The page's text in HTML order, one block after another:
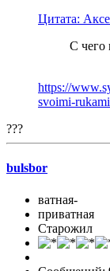
Цитата:
С чего
https://
svoimi-
???
bulsbor
ватная-
приватная
Старожил